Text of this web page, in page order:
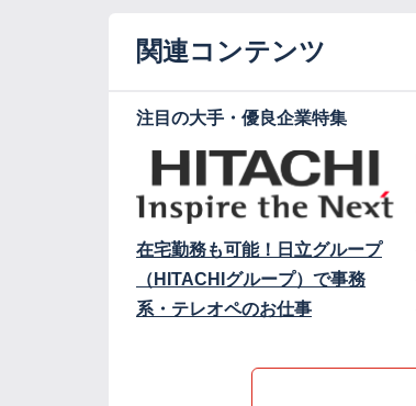
関連コンテンツ
注目の大手・優良企業特集
在宅勤務も可能！日立グループ
（HITACHIグループ）で事務
系・テレオペのお仕事